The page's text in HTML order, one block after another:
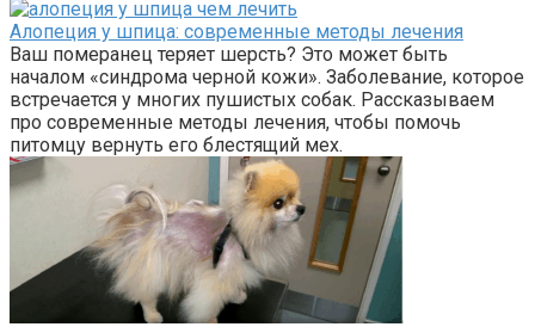
Алопеция у шпица: современные методы лечения
Ваш померанец теряет шерсть? Это может быть
началом «синдрома черной кожи». Заболевание, которое
встречается у многих пушистых собак. Рассказываем
про современные методы лечения, чтобы помочь
питомцу вернуть его блестящий мех.